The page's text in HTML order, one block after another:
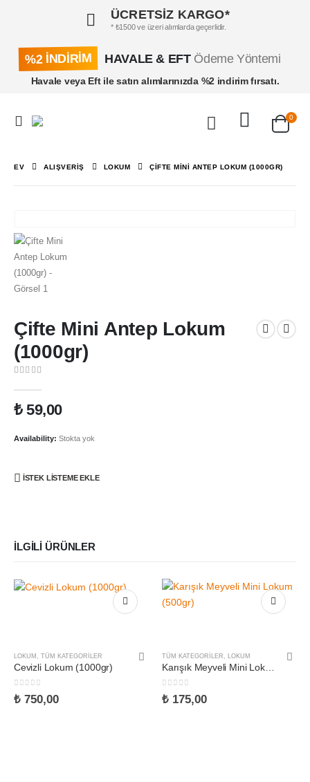
ÜCRETSİZ KARGO*
* ₺1500 ve üzeri alımlarda geçerlidir.
%2 İNDİRİM HAVALE & EFTÖdeme Yöntemi
Havale veya Eft ile satın alımlarınızda %2 indirim fırsatı.
0
EV ALIŞVERIŞ LOKUM ÇIFTE MINI ANTEP LOKUM (1000GR)
Çifte Mini Antep Lokum
(1000gr)
₺59,00
Availability: Stokta yok
İSTEK LISTEME EKLE
İLGILI ÜRÜNLER
LOKUM TÜM KATEGORILER
Cevizli Lokum (1000gr)
05 üzerinden
₺ 750,00
TÜM KATEGORILER LOKUM
Karışık Meyveli Mini Lokum (500gr)
05 üzerinden
₺ 175,00